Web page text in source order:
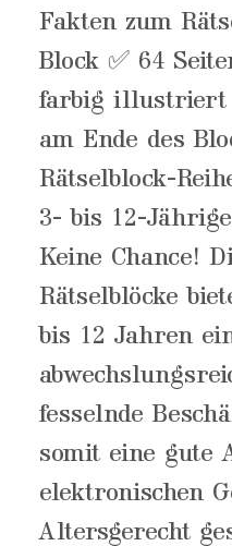
Fakten zum
Block ✅ 64
farbig illustriert
am Ende des
Rätselblock-
3- bis 12-
Keine Chance!
Rätselblöcke
bis 12 Jahren
fesselnde
somit eine gute
elektronischen
Altersgerecht